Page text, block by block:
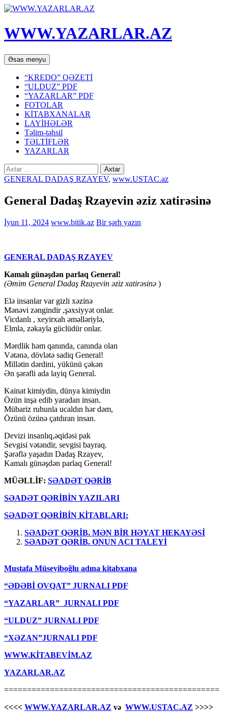
WWW.YAZARLAR.AZ
Axtar
Əsas menyu Mühtəviyyata
keç
“KREDO” QƏZETİ
“ULDUZ” PDF
“YAZARLAR” PDF
FOTOLAR
KİTABXANALAR
LAYİHƏLƏR
Təlim-təhsil
TƏLTİFLƏR
YAZARLAR
Axtarış:
GENERAL DADAŞ RZAYEV, www.USTAC.az
General Dadaş Rzayevin əziz xatirəsinə
İyun 11, 2024 www.bitik.az Bir şərh yazın
GENERAL DADAŞ RZAYEV
Kamalı günəşdən parlaq General!
(Əmim General Dadaş Rzayevin əziz xatirəsinə )
Elə insanlar var gizli xəzinə
Mənəvi zəngindir ,şəxsiyyət onlar.
Vicdanlı , xeyirxah əməlləriylə,
Elmlə, zəkayla güclüdür onlar.
Mərdlik həm qanında, canında olan
Vətənə, dövlətə sadiq General!
Millətin dərdini, yükünü çəkən
Ən şərəfli ada layiq General.
Kainat kimiydin, dünya kimiydin
Özün inşa edib yaradan insan.
Mübariz ruhunla ucaldın hər dəm,
Özünü özünə çatdıran insan.
Devizi insanlıq,əqidəsi pak
Sevgisi vətəndir, sevgisi bayraq.
Şərəflə yaşadın Dadaş Rzayev,
Kamalı günəşdən parlaq General!
MÜƏLLİF: SƏADƏT QƏRİB
SƏADƏT QƏRİBİN YAZILARI
SƏADƏT QƏRİBİN KİTABLARI:
SƏADƏT QƏRİB. MƏN BİR HƏYAT HEKAYƏSİ
SƏADƏT QƏRİB. ONUN ACI TALEYİ
Mustafa Müseyiboğlu adına kitabxana
“ƏDƏBİ OVQAT” JURNALI PDF
“YAZARLAR” JURNALI PDF
“ULDUZ” JURNALI PDF
“XƏZAN”JURNALI PDF
WWW.KİTABEVİM.AZ
YAZARLAR.AZ
===============================================
<<<< WWW.YAZARLAR.AZ və WWW.USTAC.AZ >>>>